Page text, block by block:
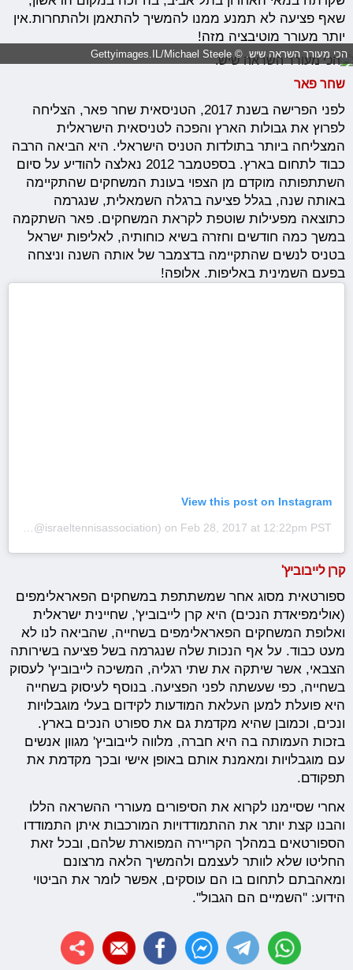
שאף פציעה לא תמנע ממנו להמשיך להתאמן ולהתחרות.אין
יותר מעורר מוטיבציה מזה!
הכי מעורר השראה שיש. © Gettyimages.IL/Michael Steele
שחר פאר
לפני הפרישה בשנת 2017, הטניסאית שחר פאר, הצליחה
לפרוץ את גבולות הארץ והפכה לטניסאית הישראלית
המצליחה ביותר בתולדות הטניס הישראלי. היא הביאה הרבה
כבוד לתחום בארץ. בספטמבר 2012 נאלצה להודיע על סיום
השתתפותה מוקדם מן הצפוי בעונת המשחקים שהתקיימה
באותה שנה, בגלל פציעה ברגלה השמאלית, שנגרמה
כתוצאה מפעילות שוטפת לקראת המשחקים. פאר השתקמה
במשך כמה חודשים וחזרה בשיא כוחותיה, לאליפות ישראל
בטניס לנשים שהתקיימה בדצמבר של אותה השנה וניצחה
בפעם השמינית באליפות. אלופה!
View this post on Instagram
on Feb 28, 2017 at 12:22pm PST
קרן לייבוביץ'
ספורטאית מסוג אחר שמשתתפת במשחקים הפאראלימפים
(אולימפיאדת הנכים) היא קרן לייבוביץ', שחיינית ישראלית
ואלופת המשחקים הפאראלימפים בשחייה, שהביאה לנו לא
מעט כבוד. על אף הנכות שלה שנגרמה בשל פציעה בשירותה
הצבאי, אשר שיתקה את שתי רגליה, המשיכה לייבוביץ' לעסוק
בשחייה, כפי שעשתה לפני הפציעה. בנוסף לעיסוק בשחייה
היא פועלת למען העלאת המודעות לקידום בעלי מוגבלויות
ונכים, וכמובן שהיא מקדמת גם את ספורט הנכים בארץ.
בזכות העמותה בה היא חברה, מלווה לייבוביץ' מגוון אנשים
עם מוגבלויות ומאמנת אותם באופן אישי ובכך מקדמת את
תפקודם.
אחרי שסיימנו לקרוא את הסיפורים מעוררי ההשראה הללו
והבנו קצת יותר את ההתמודדויות המורכבות איתן התמודדו
הספורטאים במהלך הקריירה המפוארת שלהם, ובכל זאת
החליטו שלא לוותר לעצמם ולהמשיך הלאה מרצונם
ומאהבתם לתחום בו הם עוסקים, אפשר לומר את הביטוי
הידוע: ''השמיים הם הגבול''.